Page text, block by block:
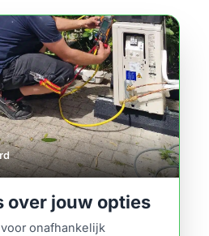
over jouw opties
onafhankelijk